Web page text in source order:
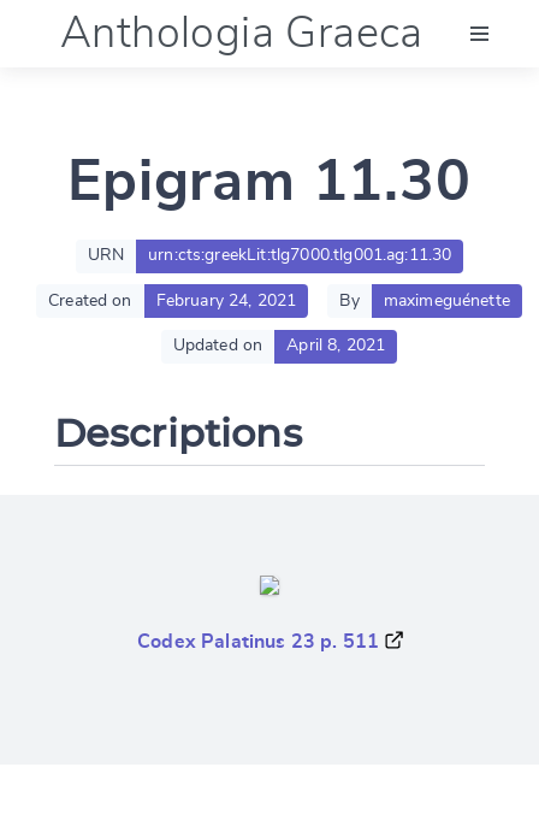
Anthologia Graeca
Language (en)
Documentation
Epigram 11.30
URN urn:cts:greekLit:tlg7000.tlg001.ag:11.30
Created on February 24, 2021 By maximeguénette
Updated on April 8, 2021
Descriptions
Codex Palatinus 23 p. 511